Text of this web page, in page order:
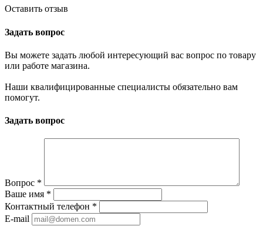
Оставить отзыв
Задать вопрос
Вы можете задать любой интересующий вас вопрос по товару
или работе магазина.
Наши квалифицированные специалисты обязательно вам
помогут.
Задать вопрос
Вопрос *
Ваше имя *
Контактный телефон *
E-mail